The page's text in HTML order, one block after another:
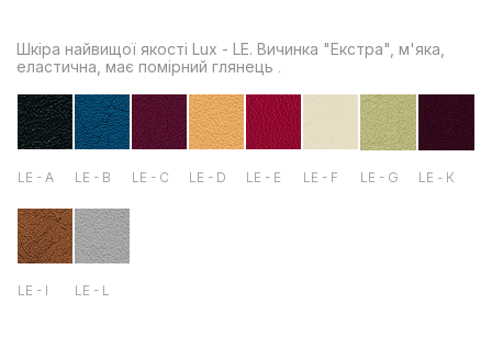
Шкіра найвищої якості Lux - LE. Вичинка "Екстра", м'яка,
еластична, має помірний глянець
LE - A LE - B LE - C LE - D LE - E LE - F LE - G LE - К
LE - I LE - L